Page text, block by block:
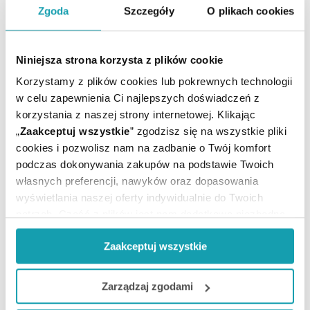
Zgoda Szczegóły O plikach cookies
Niniejsza strona korzysta z plików cookie
Korzystamy z plików cookies lub pokrewnych technologii
w celu zapewnienia Ci najlepszych doświadczeń z
korzystania z naszej strony internetowej. Klikając
„Zaakceptuj wszystkie” zgodzisz się na wszystkie pliki
cookies i pozwolisz nam na zadbanie o Twój komfort
podczas dokonywania zakupów na podstawie Twoich
własnych preferencji, nawyków oraz dopasowania
wyświetlania naszej oferty indywidualnie do Twoich
do prawidłowego działania Portalu oraz jego
funkcjonalności. W zależności od funkcji, dane o tym jak
korzystasz z naszej witryny będą również przekazywane
do naszych Partnerów marketingowych i analitycznych.
Zaakceptuj wszystkie
Zarządzaj zgodami
maksymalnej dawki leku. W przypadku wątpliwości
skonsultuj się z lekarzem lub farmaceutą.
Rejestracja produktu:
Lek bez recepty
Producent / Podmiot
odpowiedzialny:
PHYTOPHARM
KLĘKA S.A.
Postać:
Płyn doustny
Przechowywanie:
Temperatura
pokojowa
ARTYKUŁY